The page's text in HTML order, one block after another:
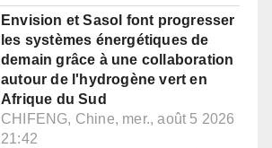
Envision et Sasol font progresser
les systèmes énergétiques de
demain grâce à une collaboration
autour de l'hydrogène vert en
Afrique du Sud
CHIFENG, Chine, mer., août 5 2026
21:42